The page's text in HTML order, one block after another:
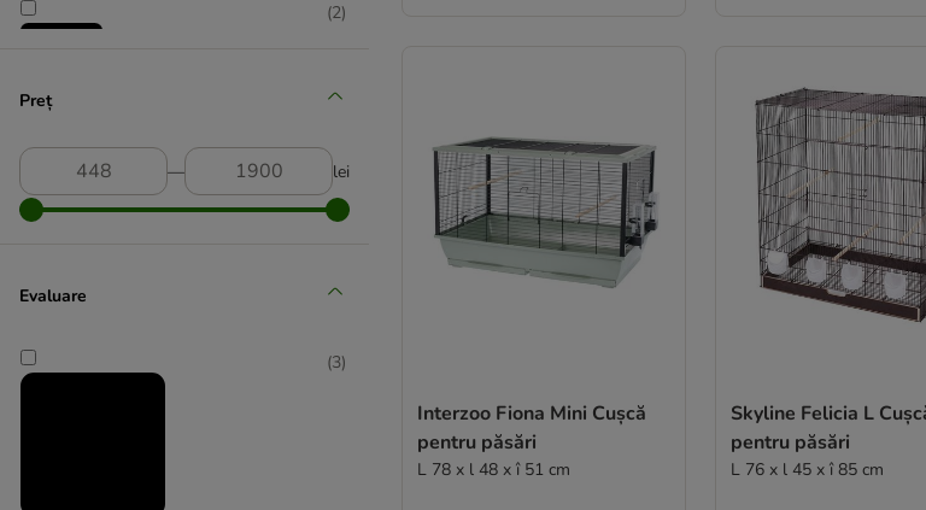
(2)
2)
Preț
― lei
Evaluare
(3)
Interzoo Fiona Mini Cușcă
pentru păsări
L 78 x l 48 x î 51 cm
Skyline Felicia L
pentru păsări
L 76 x l 45 x î 85 cm